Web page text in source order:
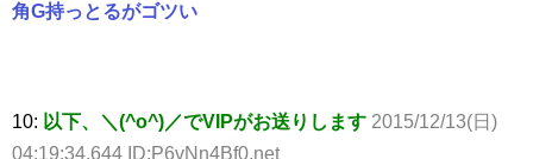
角G持っとるがゴツい
10: 以下、＼(^o^)／でVIPがお送りします 2015/12/13(日)
04:19:34.644 ID:P6vNn4Bf0.net